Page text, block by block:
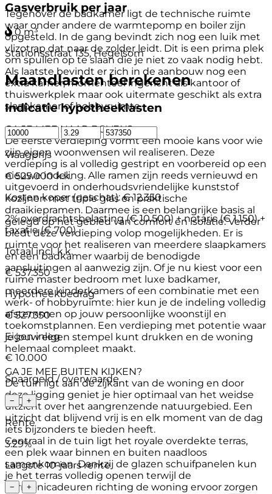
Tegenover de badkamer ligt de technische ruimte
waar onder andere de warmtepomp en boiler zijn
opgesteld. In de gang bevindt zich nog een luik met
vlizotrap dat naar de zolder leidt. Dit is een prima plek
om spullen op te slaan die je niet zo vaak nodig hebt.
Als laatste bevindt er zich in de aanbouw nog een
extra kamer, momenteel ingericht als kantoor of
thuiswerkplek maar ook uitermate geschikt als extra
slaapkamer of hobbyruimte.
GA JE MEE NAAR BOVEN?
De eerste verdieping vormt een mooie kans voor wie
zijn eigen woonwensen wil realiseren. Deze
verdieping is al volledig gestript en voorbereid op een
nieuwe indeling. Alle ramen zijn reeds vernieuwd en
uitgevoerd in onderhoudsvriendelijke kunststof
kozijnen met triple glas en praktische
draaikiepramen. Daarmee is een belangrijke basis al
gelegd op het gebied van comfort en isolatie. Verder
biedt deze verdieping volop mogelijkheden. Er is
ruimte voor het realiseren van meerdere slaapkamers
en een badkamer waarbij de benodigde
aansluitingen al aanwezig zijn. Of je nu kiest voor een
ruime master bedroom met luxe badkamer,
meerdere kinderkamers of een combinatie met een
werk- of hobbyruimte: hier kun je de indeling volledig
afstemmen op jouw persoonlijke woonstijl en
toekomstplannen. Een verdieping met potentie waar
je jouw eigen stempel kunt drukken en de woning
helemaal compleet maakt.
GA JE MEE BUITEN KIJKEN?
De tuin ligt aan de zijkant van de woning en door
deze ligging geniet je hier optimaal van het weidse
uitzicht over het aangrenzende natuurgebied. Een
uitzicht dat blijvend vrij is en elk moment van de dag
iets bijzonders te bieden heeft.
Centraal in de tuin ligt het royale overdekte terras,
een plek waar binnen en buiten naadloos
samenkomen. Dankzij de glazen schuifpanelen kun
je het terras volledig openen terwijl de
harmonicadeuren richting de woning ervoor zorgen
Gasverbruik per jaar
0 m³
Stationsstraat 135, Hegelsom
Maandlasten berekenen
Indicatie hypotheeklasten
Vraagprijs
€ 525.000 k.k.
Kosten koper (geschat):€ 12.350
2% overdrachtsbelasting (€ 10.500) + notaris (€ 1.150) +
taxatie (€ 700)
Totaal incl. k.k.
€ 537.350
Hypotheekbedrag
€ 527.350
Eigen inleg
€ 10.000
Spaargeld / overwaarde
− +
Rente
3.29%
Laagste 10-jaars rente
− +